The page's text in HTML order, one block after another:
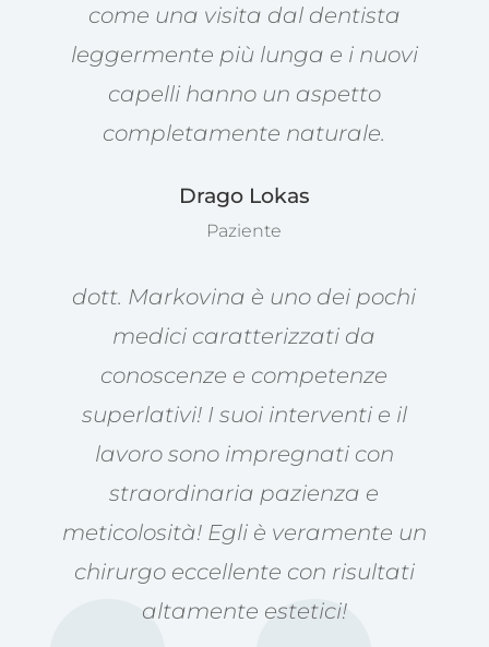
come una visita dal dentista
leggermente più lunga e i nuovi
capelli hanno un aspetto
completamente naturale.
Drago Lokas
Paziente
dott. Markovina è uno dei pochi
medici caratterizzati da
conoscenze e competenze
superlativi! I suoi interventi e il
lavoro sono impregnati con
straordinaria pazienza e
meticolosità! Egli è veramente un
chirurgo eccellente con risultati
altamente estetici!